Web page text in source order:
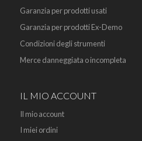
Garanzia per prodotti usati
Garanzia per prodotti Ex-Demo
Condizioni degli strumenti
Merce danneggiata o incompleta
IL MIO ACCOUNT
Il mio account
I miei ordini